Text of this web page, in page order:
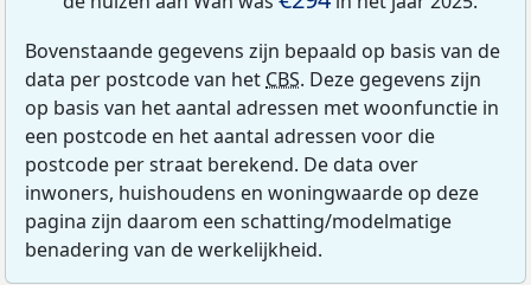
Bovenstaande gegevens zijn bepaald op basis van de
data per postcode van het CBS. Deze gegevens zijn
op basis van het aantal adressen met woonfunctie in
een postcode en het aantal adressen voor die
postcode per straat berekend. De data over
inwoners, huishoudens en woningwaarde op deze
pagina zijn daarom een schatting/modelmatige
benadering van de werkelijkheid.